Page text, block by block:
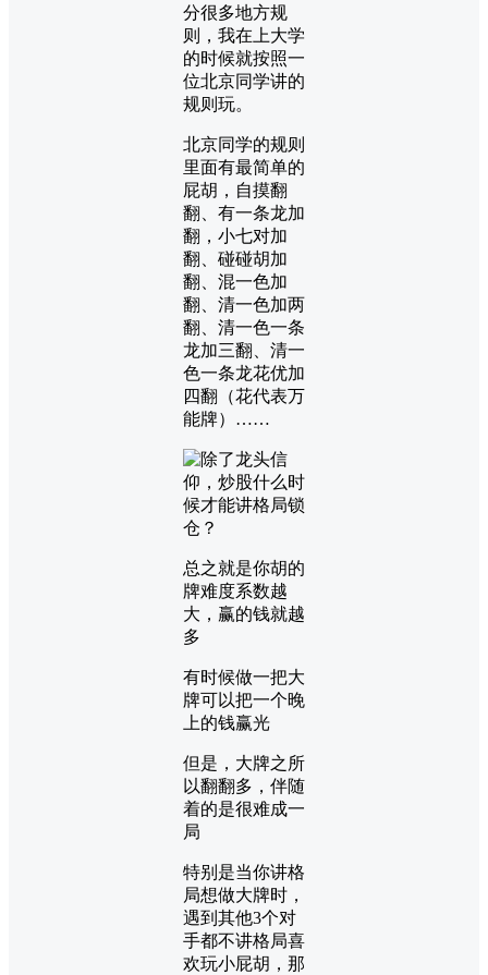
分很多地方规
则，我在上大学
的时候就按照一
位北京同学讲的
规则玩。
北京同学的规则
里面有最简单的
屁胡，自摸翻
翻、有一条龙加
翻，小七对加
翻、碰碰胡加
翻、混一色加
翻、清一色加两
翻、清一色一条
龙加三翻、清一
色一条龙花优加
四翻（花代表万
能牌）……
总之就是你胡的
牌难度系数越
大，赢的钱就越
多
有时候做一把大
牌可以把一个晚
上的钱赢光
但是，大牌之所
以翻翻多，伴随
着的是很难成一
局
特别是当你讲格
局想做大牌时，
遇到其他3个对
手都不讲格局喜
欢玩小屁胡，那